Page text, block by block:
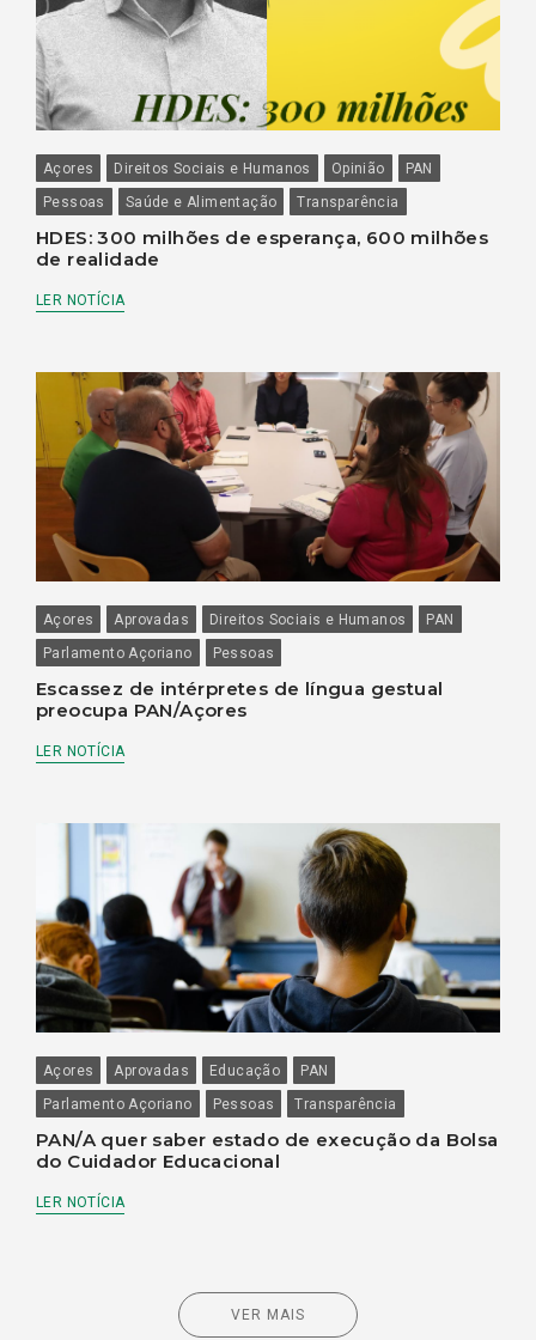
Açores Direitos Sociais e Humanos Opinião
PAN
Pessoas
Saúde e Alimentação Transparência
HDES: 300 milhões de esperança, 600 milhões
de realidade
LER NOTÍCIA
Açores Aprovadas Direitos Sociais e Humanos
PAN
Parlamento Açoriano
Pessoas
Escassez de intérpretes de língua gestual
preocupa PAN/Açores
LER NOTÍCIA
Açores Aprovadas Educação
PAN
Parlamento Açoriano
Pessoas Transparência
PAN/A quer saber estado de execução da Bolsa
do Cuidador Educacional
LER NOTÍCIA
VER MAIS